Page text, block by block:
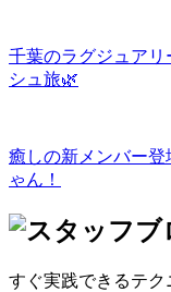
千葉のラグジュア
シュ旅🌿
癒しの新メンバー
ゃん！
すぐ実践できるテク